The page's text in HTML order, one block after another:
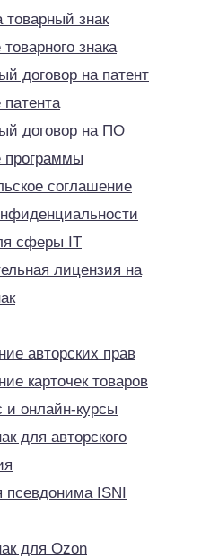
товарный знак
знака
договор на патент
договор на ПО
программы
соглашение
сферы IT
лицензия на
авторских прав
карточек товаров
онлайн-курсы
для авторского
псевдонима ISNI
для Ozon